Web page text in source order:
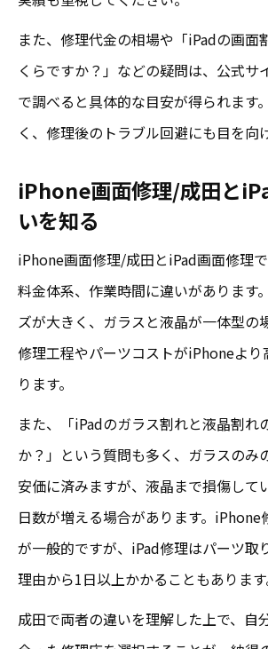
また、修理代金の相場や「iPadの画面
くらですか？」などの疑問は、公式サ
で調べると具体的な目安が得られます
く、修理後のトラブル回避にも目を向
iPhone画面修理/成田と
いを知る
iPhone画面修理/成田とiPad画面修理
料金体系、作業時間に違いがあります
ズが大きく、ガラスと液晶が一体型の
修理工程やパーツコストがiPhoneより
ります。
また、「iPadのガラス割れと液晶割れ
か？」という質問も多く、ガラスのみ
安価に済みますが、液晶まで損傷して
日数が増える場合があります。iPhone
が一般的ですが、iPad修理はパーツ取
理由から1日以上かかることもあります
成田で両者の違いを理解した上で、自